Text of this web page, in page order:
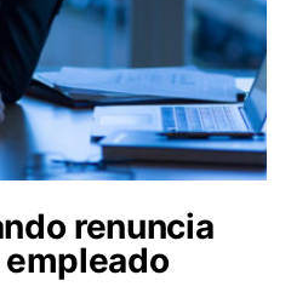
renuncia